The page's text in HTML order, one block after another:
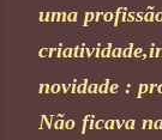
uma
novidade :
Não ficava